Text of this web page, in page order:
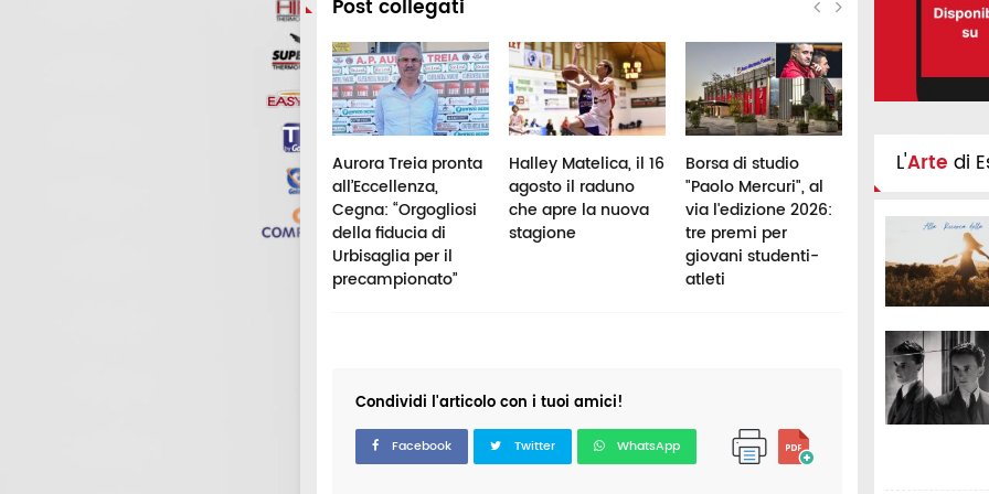
Post collegati
Beach Volley Tour,
presentata la XXVII
Aurora Treia pronta
all’Eccellenza,
Cegna: “Orgogliosi
della fiducia di
Urbisaglia per il
precampionato”
Halley Matelica, il 16
agosto il raduno
che apre la nuova
stagione
Borsa di studio
"Paolo Mercuri", al
via l'edizione 2026:
tre premi per
giovani studenti-
atleti
Halley Matelica,
svelato il
di Serie B
Interregionale:
esordio contro
Nardò
Condividi l'articolo con i tuoi amici!
Facebook Twitter WhatsApp
L'Arte di